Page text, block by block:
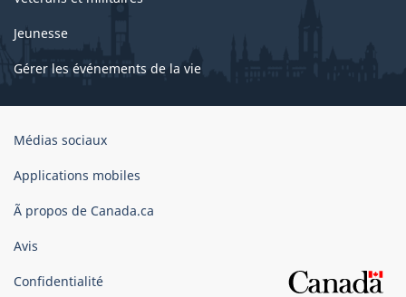
Jeunesse
Gérer les événements de la vie
Organisation
gouvernement
Canada
Médias sociaux
Applications mobiles
Ã propos de Canada.ca
Avis
Confidentialité